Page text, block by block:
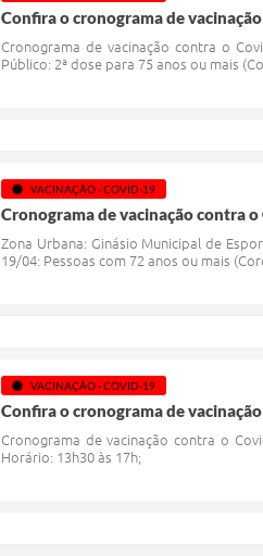
Confira o cronograma de
Cronograma de vacinação contra o
Público: 2ª dose para 75 anos ou mais
VACINAÇÃO - COVID-19
Cronograma de vacinação contra
Zona Urbana: Ginásio Municipal de
19/04: Pessoas com 72 anos ou mais
VACINAÇÃO - COVID-19
Confira o cronograma de
Cronograma de vacinação contra o
Horário: 13h30 às 17h;